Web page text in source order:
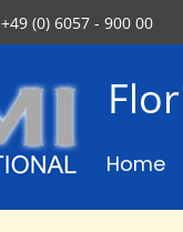
+49 (0) 6057 - 900 00
Home